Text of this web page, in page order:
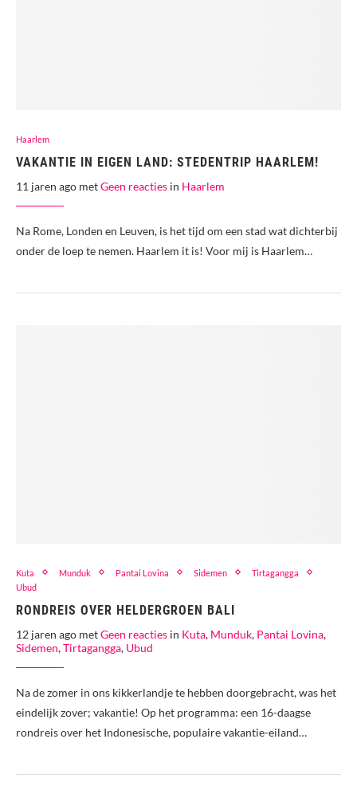
Haarlem
VAKANTIE IN EIGEN LAND: STEDENTRIP HAARLEM!
11 jaren ago metGeen reacties in Haarlem
Na Rome, Londen en Leuven, is het tijd om een stad wat dichterbij
onder de loep te nemen. Haarlem it is! Voor mij is Haarlem…
Kuta Munduk Pantai Lovina Sidemen
Tirtagangga
Ubud
RONDREIS OVER HELDERGROEN BALI
12 jaren ago metGeen reacties in Kuta, Munduk, Pantai Lovina,
Sidemen,Tirtagangga, Ubud
Na de zomer in ons kikkerlandje te hebben doorgebracht, was het
eindelijk zover; vakantie! Op het programma: een 16-daagse
rondreis over het Indonesische, populaire vakantie-eiland…